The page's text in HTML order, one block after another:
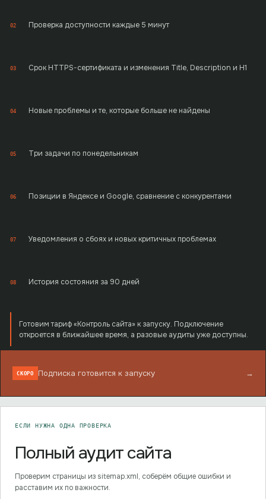
02 Проверка доступности каждые 5 минут
03 Срок HTTPS-сертификата и изменения Title, Description и H1
04 Новые проблемы и те, которые больше не найдены
05 Три задачи по понедельникам
06 Позиции в Яндексе и Google, сравнение с конкурентами
07 Уведомления о сбоях и новых критичных проблемах
08 История состояния за 90 дней
Готовим тариф «Контроль сайта» к запуску. Подключение
откроется в ближайшее время, а разовые аудиты уже доступны.
СКОРО Подписка готовится к запуску →
ЕСЛИ НУЖНА ОДНА ПРОВЕРКА
Полный аудит сайта
Проверим страницы из sitemap.xml, соберём общие ошибки и
расставим их по важности.